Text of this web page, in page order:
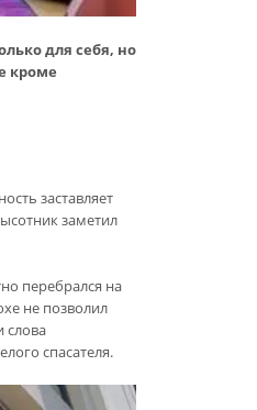
для себя, но
кроме
заставляет
заметил
перебрался на
не позволил
слова
спасателя.